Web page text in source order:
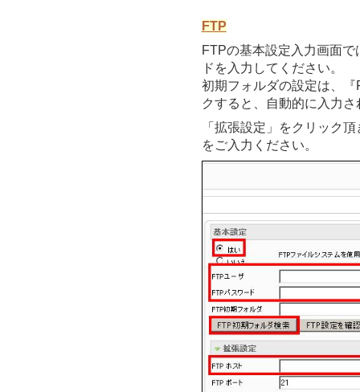
FTP
FTPの基本設定入力画面
ドを入力してください。
初期フォルダの設定は、
クすると、自動的に入力さ
「拡張設定」をクリック
をご入力ください。